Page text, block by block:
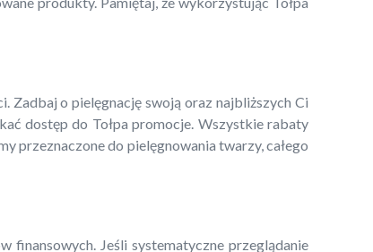
Zadbaj o pielęgnację swoją oraz najbliższych Ci
dostęp do Tołpa promocje. Wszystkie rabaty
przeznaczone do pielęgnowania twarzy, całego
finansowych. Jeśli systematyczne przeglądanie